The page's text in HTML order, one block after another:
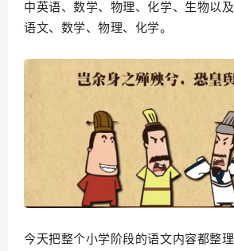
中英语、数学、物理、化学、生物以
语文、数学、物理、化学。
今天把整个小学阶段的语文内容都整